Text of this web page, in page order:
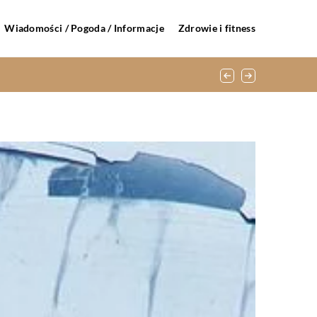
Wiadomości / Pogoda / Informacje Zdrowie i fitness